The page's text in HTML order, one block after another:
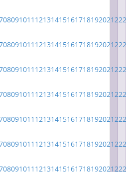
08091011 1213141516171819202122
08091011 1213141516171819202122
08091011 1213141516171819202122
08091011 1213141516171819202122
08091011 1213141516171819202122
08091011 1213141516171819202122
08091011 1213141516171819202122